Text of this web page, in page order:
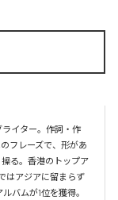
ライター。作詞・作
フレーズで、形があ
る。香港のトップア
はアジアに留まらず
バムが1位を獲得。